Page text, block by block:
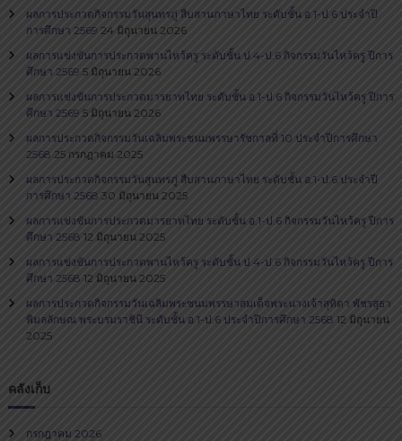
ผลการประกวดกิจกรรมวันสุนทรภู่​ สืบสานภาษาไทย​ ระดับชั้น อ.1-ป.6 ประจำปี
การศึกษา 2569 24 มิถุนายน 2026
ผลการแข่งขันการประกวดพานไหว้ครู ระดับชั้น ป.4-ป.6 กิจกรรมวันไหว้ครู ปีการ
ศึกษา 2569 5 มิถุนายน 2026
ผลการแข่งขันการประกวดมารยาทไทย ระดับชั้น อ.1-ป.6 กิจกรรมวันไหว้ครู ปีการ
ศึกษา 2569 5 มิถุนายน 2026
ผลการประกวดกิจกรรมวันเฉลิมพระชนมพรรษารัชกาลที่ 10 ประจำปีการศึกษา
2568 25 กรกฎาคม 2025
ผลการประกวดกิจกรรมวันสุนทรภู่​ สืบสานภาษาไทย​ ระดับชั้น อ.1-ป.6 ประจำปี
การศึกษา 2568 30 มิถุนายน 2025
ผลการแข่งขันการประกวดมารยาทไทย ระดับชั้น อ.1-ป.6 กิจกรรมวันไหว้ครู ปีการ
ศึกษา 2568 12 มิถุนายน 2025
ผลการแข่งขันการประกวดพานไหว้ครู ระดับชั้น ป.4-ป.6 กิจกรรมวันไหว้ครู ปีการ
ศึกษา 2568 12 มิถุนายน 2025
ผลการประกวดกิจกรรมวันเฉลิมพระชนมพรรษาสมเด็จพระนางเจ้าสุทิดา พัชรสุธา
พิมลลักษณ พระบรมราชินี ระดับชั้น อ.1-ป.6 ประจำปีการศึกษา 2568 12 มิถุนายน
2025
คลังเก็บ
กรกฎาคม 2026